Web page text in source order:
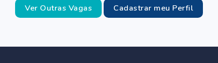
Ver Outras Vagas Cadastrar meu Perfil